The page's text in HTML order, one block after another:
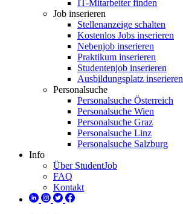
IT-Mitarbeiter finden
Job inserieren
Stellenanzeige schalten
Kostenlos Jobs inserieren
Nebenjob inserieren
Praktikum inserieren
Studentenjob inserieren
Ausbildungsplatz inserieren
Personalsuche
Personalsuche Österreich
Personalsuche Wien
Personalsuche Graz
Personalsuche Linz
Personalsuche Salzburg
Info
Über StudentJob
FAQ
Kontakt